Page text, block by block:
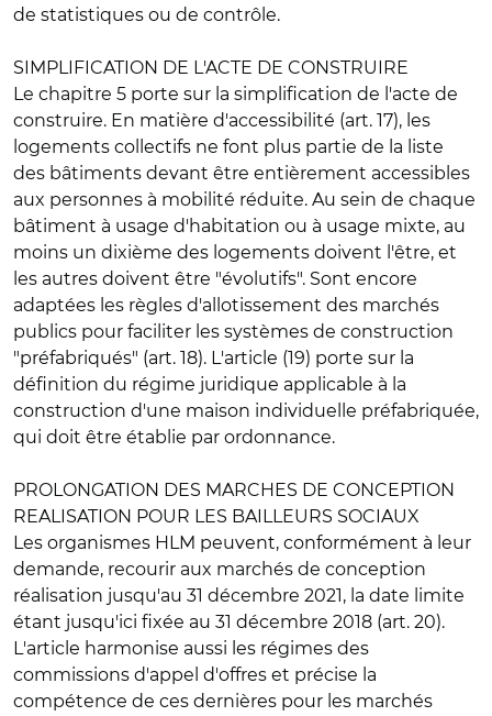
de statistiques ou de contrôle.
SIMPLIFICATION DE L'ACTE DE CONSTRUIRE
Le chapitre 5 porte sur la simplification de l'acte de
construire. En matière d'accessibilité (art. 17), les
logements collectifs ne font plus partie de la liste
des bâtiments devant être entièrement accessibles
aux personnes à mobilité réduite. Au sein de chaque
bâtiment à usage d'habitation ou à usage mixte, au
moins un dixième des logements doivent l'être, et
les autres doivent être "évolutifs". Sont encore
adaptées les règles d'allotissement des marchés
publics pour faciliter les systèmes de construction
"préfabriqués" (art. 18). L'article (19) porte sur la
définition du régime juridique applicable à la
construction d'une maison individuelle préfabriquée,
qui doit être établie par ordonnance.
PROLONGATION DES MARCHES DE CONCEPTION
REALISATION POUR LES BAILLEURS SOCIAUX
Les organismes HLM peuvent, conformément à leur
demande, recourir aux marchés de conception
réalisation jusqu'au 31 décembre 2021, la date limite
étant jusqu'ici fixée au 31 décembre 2018 (art. 20).
L'article harmonise aussi les régimes des
commissions d'appel d'offres et précise la
compétence de ces dernières pour les marchés